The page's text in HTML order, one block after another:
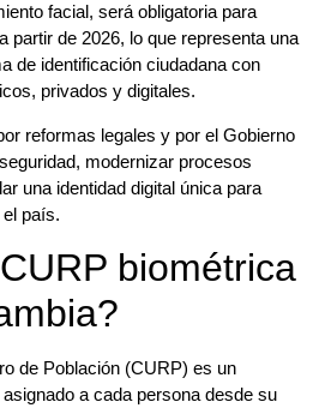
facial, será obligatoria para
partir de 2026, lo que representa una
de identificación ciudadana con
privados y digitales.
reformas legales y por el Gobierno
modernizar procesos
una identidad digital única para
país.
biométrica
de Población (CURP) es un
a cada persona desde su